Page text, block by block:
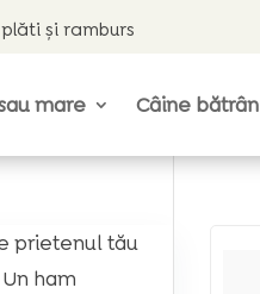
și ramburs
mare Câine bătrân
prietenul tău
ham